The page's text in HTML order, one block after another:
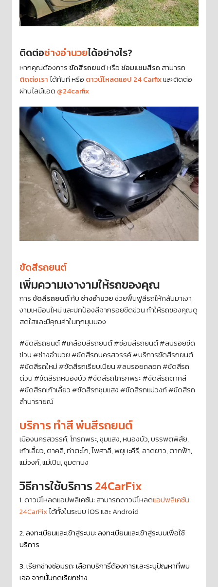
ติดต่อช่างอำนวยได้อย่างไร?
หากคุณต้องการ ขัดสีรถยนต์หรือ ซ่อมแซมสีรถสามารถ
ติดต่อเราได้ทันที หรือ ดาวน์โหลดแอป 24 Carfixและติดต่อ
ผ่านไลน์แอด @24carfix
ขัดสีรถยนต์
เพิ่มความเงางามให้รถของคุณ
การ ขัดสีรถยนต์กับ ช่างอำนวยช่วยฟื้นฟูสีรถให้กลับมาเงา
งามเหมือนใหม่ และปกป้องสีจากรอยขีดข่วน ทำให้รถของคุณดู
สดใสและมีคุณค่าในทุกมุมมอง
#ขัดสีรถยนต์ #เคลือบสีรถยนต์ #ซ่อมสีรถยนต์ #ลบรอยขีด
ข่วน #ช่างอำนวย #ขัดสีรถนครสวรรค์ #บริการขัดสีรถยนต์
#ขัดสีรถใหม่ #ขัดสีรถเรียบเนียน #ลบรอยถลอก #ขัดสีรถ
ด่วน #ขัดสีรถหนองบัว #ขัดสีรถโกรกพระ #ขัดสีรถตาคลี
#ขัดสีรถเก้าเลี้ยว #ขัดสีรถชุมแสง #ขัดสีรถแม่วงก์ #ขัดสีรถ
ลำนารายณ์
บริการ ทำสี พ่นสีรถยนต์
เมืองนครสวรรค์, โกรกพระ, ชุมแสง, หนองบัว, บรรพตพิสัย,
เก้าเลี้ยว, ตาคลี, ท่าตะโก, ไพศาลี, พยุหะคีรี, ลาดยาว, ตากฟ้า,
แม่วงก์, แม่เปิน, ชุมตาบง
วิธีการใช้บริการ24CarFix
1. ดาวน์โหลดแอปพลิเคชัน: สามารถดาวน์โหลดแอปพลิเคชัน
24CarFixได้ทั้งในระบบ iOS และ Android
2. ลงทะเบียนและเข้าสู่ระบบ: ลงทะเบียนและเข้าสู่ระบบเพื่อใช้
บริการ
3. เรียกช่างซ่อมรถ: เลือกบริการื่ต้องการและระบุปัญหาที่พบ
เจอ จากนั้นกดเรียกช่าง